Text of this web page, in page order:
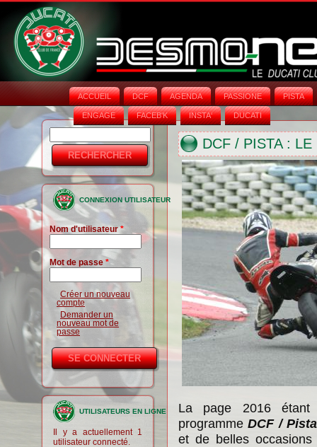
ACCUEIL DCF AGENDA PASSIONE PISTA
ENGAGE FACEB'K INSTA‘ DUCATI
Formulaire
de
recherche
CONNEXION UTILISATEUR
Nom d'utilisateur*
Mot de passe *
Créer un nouveau
compte
Demander un
nouveau mot de
passe
UTILISATEURS EN LIGNE
Il y a actuellement 1
utilisateur connecté.
DCF / PISTA :
La page 2016
programmeDCF /
et de belles